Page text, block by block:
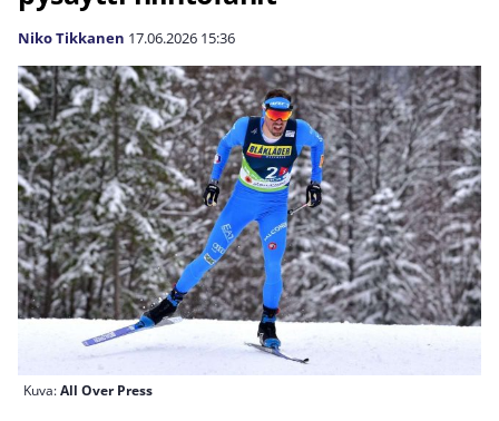
Niko Tikkanen 17.06.2026 15:36
Kuva:All Over Press